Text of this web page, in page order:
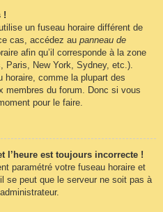
!
un fuseau horaire différent de
cas, accédez au panneau de
afin qu’il corresponde à la zone
New York, Sydney, etc.).
horaire, comme la plupart des
membres du forum. Donc si vous
pour le faire.
l’heure est toujours incorrecte !
paramétré votre fuseau horaire et
se peut que le serveur ne soit pas à